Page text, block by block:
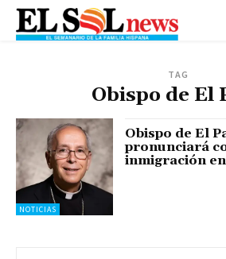
TAG
Obispo de El
NOTICIAS
Obispo de El
pronunciará
inmigración